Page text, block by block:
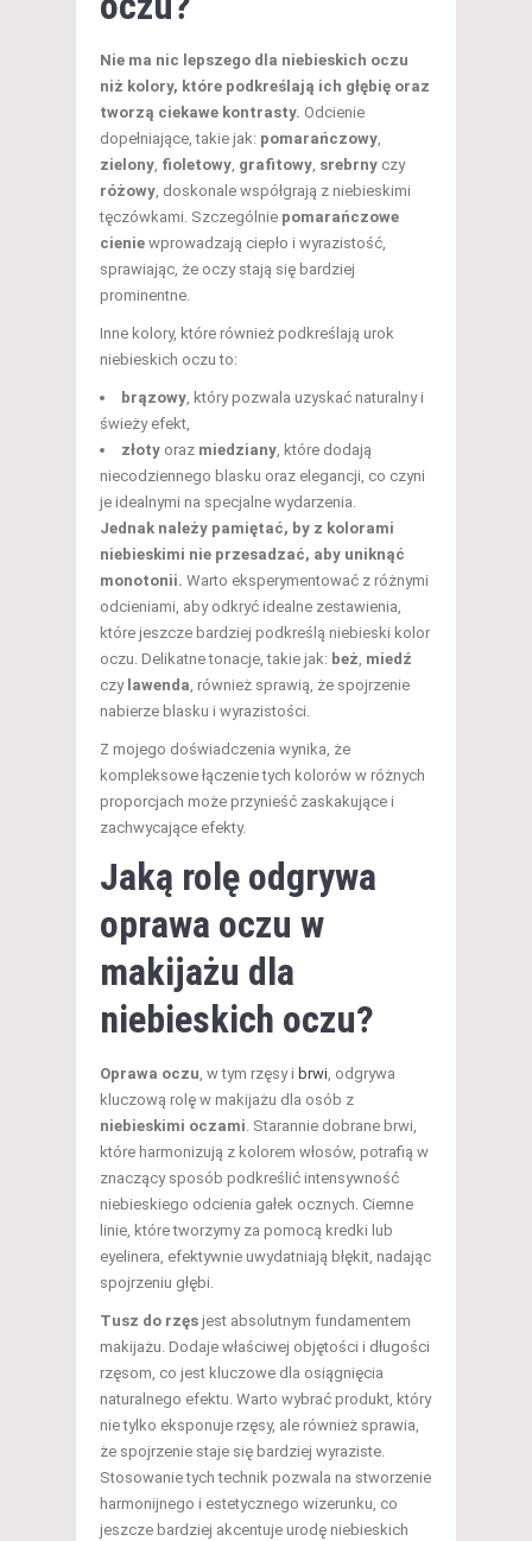
Nie ma nic lepszego dla niebieskich oczu
niż kolory, które podkreślają ich głębię oraz
tworzą ciekawe kontrasty. Odcienie
dopełniające, takie jak: pomarańczowy,
zielony, fioletowy, grafitowy, srebrny czy
różowy, doskonale współgrają z niebieskimi
tęczówkami. Szczególnie pomarańczowe
cienie wprowadzają ciepło i wyrazistość,
sprawiając, że oczy stają się bardziej
prominentne.
Inne kolory, które również podkreślają urok
niebieskich oczu to:
brązowy, który pozwala uzyskać naturalny i
świeży efekt,
złoty oraz miedziany, które dodają
niecodziennego blasku oraz elegancji, co czyni
je idealnymi na specjalne wydarzenia.
Jednak należy pamiętać, by z kolorami
niebieskimi nie przesadzać, aby uniknąć
monotonii. Warto eksperymentować z różnymi
odcieniami, aby odkryć idealne zestawienia,
które jeszcze bardziej podkreślą niebieski kolor
oczu. Delikatne tonacje, takie jak: beż, miedź
czy lawenda, również sprawią, że spojrzenie
nabierze blasku i wyrazistości.
Z mojego doświadczenia wynika, że
kompleksowe łączenie tych kolorów w różnych
proporcjach może przynieść zaskakujące i
zachwycające efekty.
Jaką rolę odgrywa
oprawa oczu w
makijażu dla
niebieskich oczu?
Oprawa oczu, w tym rzęsy i brwi, odgrywa
kluczową rolę w makijażu dla osób z
niebieskimi oczami. Starannie dobrane brwi,
które harmonizują z kolorem włosów, potrafią w
znaczący sposób podkreślić intensywność
niebieskiego odcienia gałek ocznych. Ciemne
linie, które tworzymy za pomocą kredki lub
eyelinera, efektywnie uwydatniają błękit, nadając
spojrzeniu głębi.
Tusz do rzęs jest absolutnym fundamentem
makijażu. Dodaje właściwej objętości i długości
rzęsom, co jest kluczowe dla osiągnięcia
naturalnego efektu. Warto wybrać produkt, który
nie tylko eksponuje rzęsy, ale również sprawia,
że spojrzenie staje się bardziej wyraziste.
Stosowanie tych technik pozwala na stworzenie
harmonijnego i estetycznego wizerunku, co
jeszcze bardziej akcentuje urodę niebieskich